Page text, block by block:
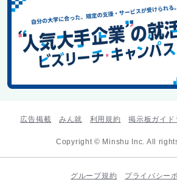
広告掲載 みん就 利用規約 掲示板ガイド
Copyright © Minshu Inc. All
グループ規約 プライバシー